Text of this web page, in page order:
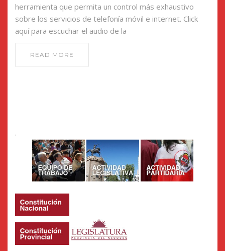
herramienta que permita un control más exhaustivo
sobre los servicios de telefonía móvil e internet. Click
aquí para escuchar el audio de la
READ MORE
.